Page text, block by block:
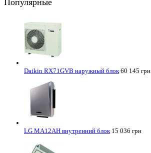
Популярные
Daikin RX71GVB наружный блок 60 145 грн
LG MA12AH внутренний блок 15 036 грн